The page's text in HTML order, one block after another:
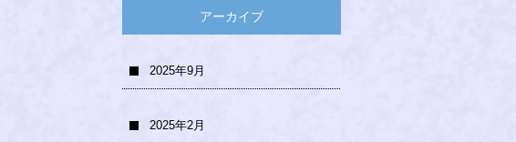
アーカイブ
2025年9月
2025年2月